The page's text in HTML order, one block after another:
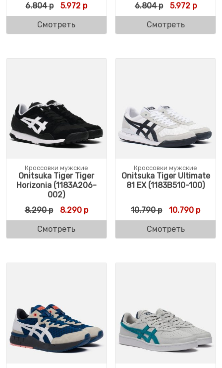
6.804р Первоначальная цена составляла 6.804
5.972 рТекущая цена: 5.972 р.
Смотреть
6.804р 5.972р
Смотреть
Кроссовки мужские
Onitsuka Tiger Tiger
Horizonia (1183A206-
002)
8.290р Первоначальная цена составляла 8.290
8.290рТекущая цена: 8.290 р.
Смотреть
Кроссовки мужские
Onitsuka Tiger Ultimate
81 EX (1183B510-100)
10.790р 10.790 р
Смотреть